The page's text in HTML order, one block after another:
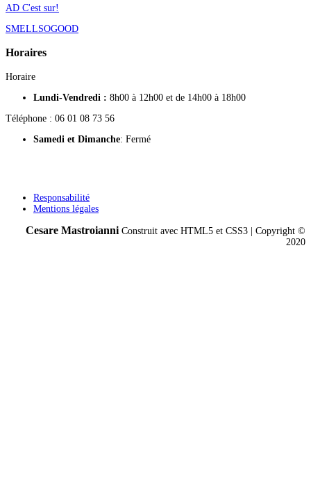
AD C'est sur!
SMELLSOGOOD
Horaires
Horaire
Lundi-Vendredi : 8h00 à 12h00 et de 14h00 à 18h00
Téléphone : 06 01 08 73 56
Samedi et Dimanche: Fermé
Responsabilité
Mentions légales
Cesare Mastroianni Construit avec HTML5 et CSS3 | Copyright ©
2020